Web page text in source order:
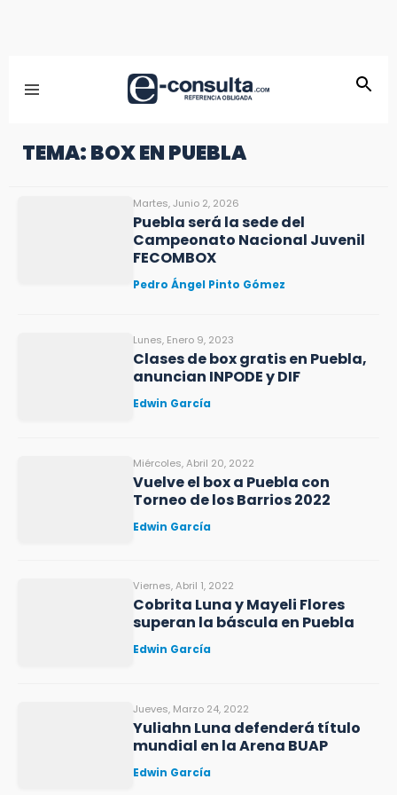
TEMA: BOX EN PUEBLA
Martes, Junio 2, 2026
Puebla será la sede del
Campeonato Nacional Juvenil
FECOMBOX
Pedro Ángel Pinto Gómez
Lunes, Enero 9, 2023
Clases de box gratis en Puebla,
anuncian INPODE y DIF
Edwin García
Miércoles, Abril 20, 2022
Vuelve el box a Puebla con
Torneo de los Barrios 2022
Edwin García
Viernes, Abril 1, 2022
Cobrita Luna y Mayeli Flores
superan la báscula en Puebla
Edwin García
Jueves, Marzo 24, 2022
Yuliahn Luna defenderá título
mundial en la Arena BUAP
Edwin García